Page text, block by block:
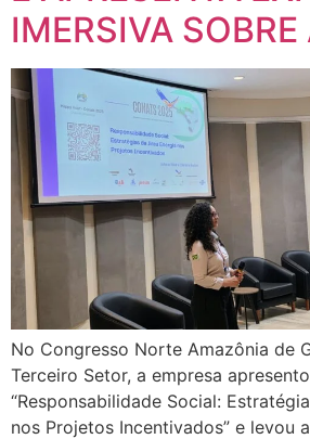
IMERSIVA
No Congresso Norte Amazônia de
Terceiro Setor, a empresa
“Responsabilidade Social:
nos Projetos Incentivados” e levou